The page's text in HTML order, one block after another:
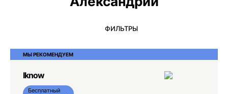
ФИЛЬТРЫ
МЫ РЕКОМЕНДУЕМ
Iknow
Бесплатный